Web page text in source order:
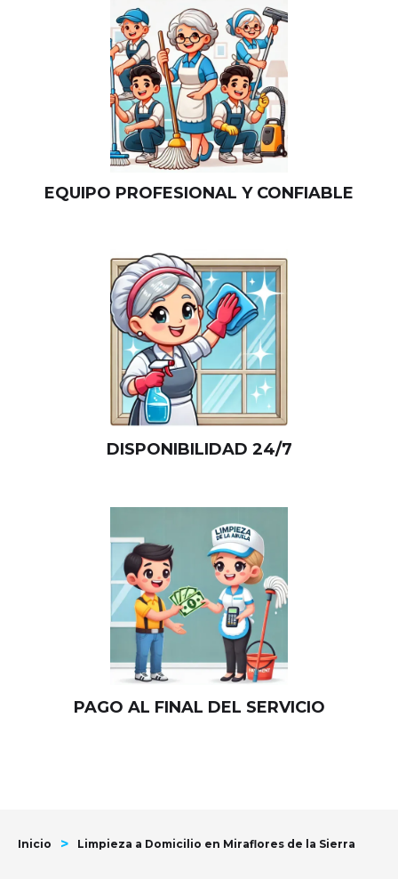
EQUIPO PROFESIONAL Y CONFIABLE
DISPONIBILIDAD 24/7
PAGO AL FINAL DEL SERVICIO
Inicio > Limpieza a Domicilio en Miraflores de la Sierra